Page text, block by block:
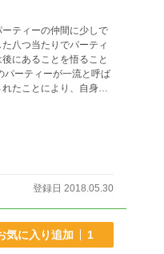
登録日 2018.05.30
気に入り追加 1